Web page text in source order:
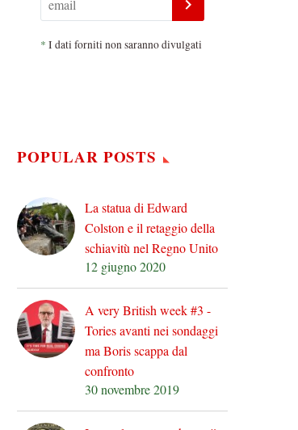
* I dati forniti non saranno divulgati
POPULAR POSTS
La statua di Edward
Colston e il retaggio della
schiavitù nel Regno Unito
12 giugno 2020
A very British week #3 -
Tories avanti nei sondaggi
ma Boris scappa dal
confronto
30 novembre 2019